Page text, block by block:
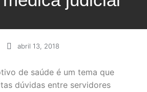
abril 13, 2018
de saúde é um tema que
dúvidas entre servidores